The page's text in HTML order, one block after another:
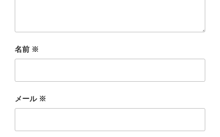
名前 ※
メール ※